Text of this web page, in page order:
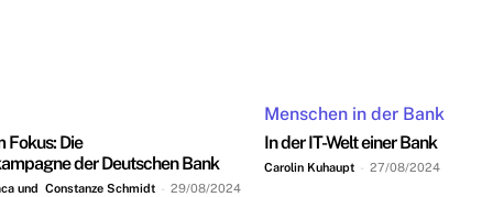
Fokus: Die
der Deutschen Bank
und Constanze Schmidt - 29/08/2024
Menschen in der Bank
In der IT-Welt einer Bank
Carolin Kuhaupt - 27/08/2024